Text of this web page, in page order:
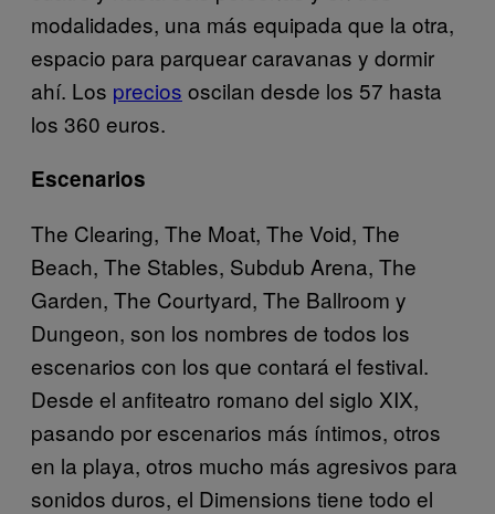
modalidades, una más equipada que la otra,
espacio para parquear caravanas y dormir
ahí. Los precios oscilan desde los 57 hasta
los 360 euros.
Escenarios
The Clearing, The Moat, The Void, The
Beach, The Stables, Subdub Arena, The
Garden, The Courtyard, The Ballroom y
Dungeon, son los nombres de todos los
escenarios con los que contará el festival.
Desde el anfiteatro romano del siglo XIX,
pasando por escenarios más íntimos, otros
en la playa, otros mucho más agresivos para
sonidos duros, el Dimensions tiene todo el